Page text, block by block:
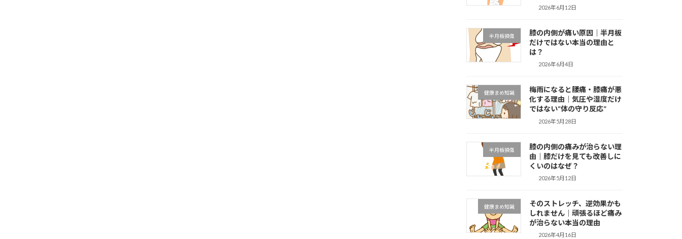
2026年6月12日
半月板損傷
膝の内側が痛い原因｜半月板
だけではない本当の理由と
は？
2026年6月4日
健康まめ知識
梅雨になると腰痛・膝痛が悪
化する理由｜気圧や湿度だけ
ではない“体の守り反応”
2026年5月28日
半月板損傷
膝の内側の痛みが治らない理
由｜膝だけを見ても改善しに
くいのはなぜ？
2026年5月12日
健康まめ知識
そのストレッチ、逆効果かも
しれません｜頑張るほど痛み
が治らない本当の理由
2026年4月16日